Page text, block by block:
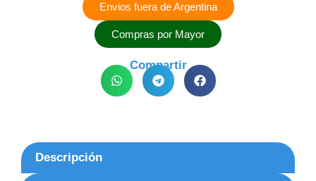
Envios fuera de Argentina
Compras por Mayor
Compartir
Descripción